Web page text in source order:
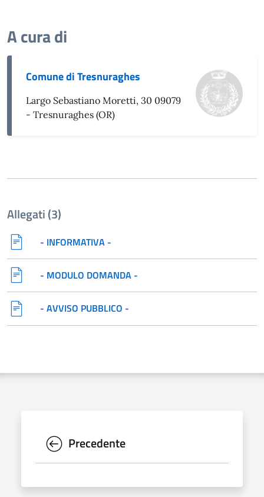
A cura di
Comune di Tresnuraghes
Largo Sebastiano Moretti, 30 09079
- Tresnuraghes (OR)
Allegati (3)
- INFORMATIVA -
- MODULO DOMANDA -
- AVVISO PUBBLICO -
Precedente